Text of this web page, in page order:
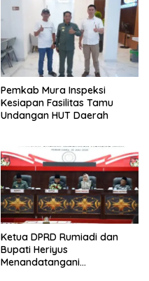
Pemkab Mura Inspeksi
Kesiapan Fasilitas Tamu
Undangan HUT Daerah
Ketua DPRD Rumiadi dan
Bupati Heriyus
Menandatangani